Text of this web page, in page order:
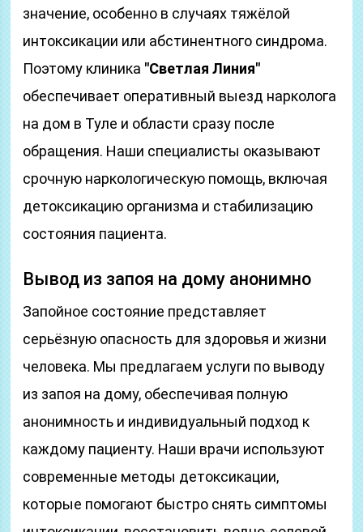
значение, особенно в случаях тяжёлой
интоксикации или абстинентного синдрома.
Поэтому клиника "Светлая Линия"
обеспечивает оперативный выезд нарколога
на дом в Туле и области сразу после
обращения. Наши специалисты оказывают
срочную наркологическую помощь, включая
детоксикацию организма и стабилизацию
состояния пациента.
Вывод из запоя на дому анонимно
Запойное состояние представляет
серьёзную опасность для здоровья и жизни
человека. Мы предлагаем услуги по выводу
из запоя на дому, обеспечивая полную
анонимность и индивидуальный подход к
каждому пациенту. Наши врачи используют
современные методы детоксикации,
которые помогают быстро снять симптомы